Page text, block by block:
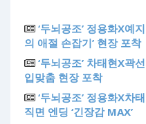
‘두뇌공조’ 정용화X예
의 애절 손잡기’ 현장 포착
‘두뇌공조’ 차태현X곽
입맞춤 현장 포착
‘두뇌공조’ 정용화X차
직면 엔딩 ‘긴장감 MAX’